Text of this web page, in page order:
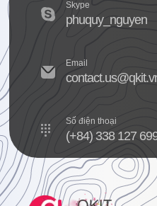
Skype
phuquy_nguyen
Email
Số điện thoại
(+84) 338 127